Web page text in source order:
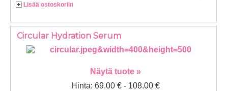
Lisää ostoskoriin
Circular Hydration Serum
Näytä tuote »
Hinta: 69.00 € - 108.00 €